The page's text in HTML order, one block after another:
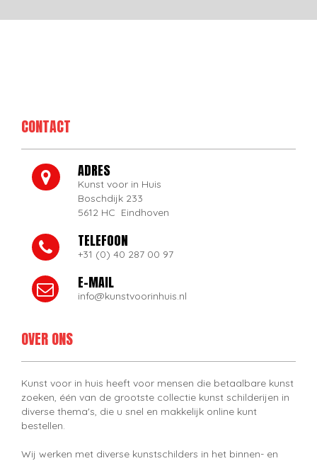
CONTACT
ADRES
Kunst voor in Huis
Boschdijk 233
5612 HC Eindhoven
TELEFOON
+31 (0) 40 287 00 97
E-MAIL
info@kunstvoorinhuis.nl
OVER ONS
Kunst voor in huis heeft voor mensen die betaalbare kunst
zoeken, één van de grootste collectie kunst schilderijen in
diverse thema's, die u snel en makkelijk online kunt
bestellen.
Wij werken met diverse kunstschilders in het binnen- en